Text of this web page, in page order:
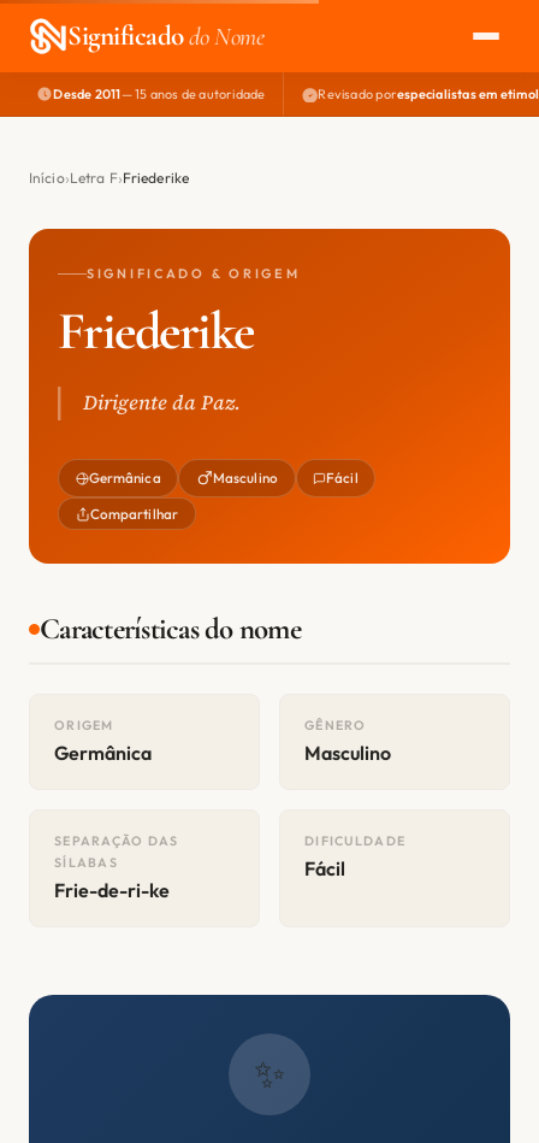
Significadodo Nome
EXPLORAR
NOME PERFEITO
Desde 2011— 15 anos de autoridade Revisado porespecialistas em
Início Letra F Friederike
SIGNIFICADO & ORIGEM
Friederike
Dirigente da Paz.
Germânica Masculino Fácil
Compartilhar
Características do nome
ORIGEM
Germânica
GÊNERO
Masculino
SEPARAÇÃO DAS
SÍLABAS
Frie-de-ri-ke
DIFICULDADE
Fácil
✨